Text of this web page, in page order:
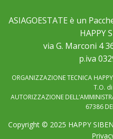
ASIAGOESTATE è un
HAPPY
via G. Marconi 4
p.iva
ORGANIZZAZIONE TECNICA
T.O.
AUTORIZZAZIONE
67386
Copyright © 2025 HAPPY